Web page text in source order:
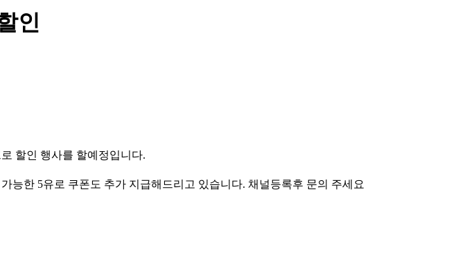
인
할인 행사를 할예정입니다.
능한 5유로 쿠폰도 추가 지급해드리고 있습니다. 채널등록후 문의 주세요